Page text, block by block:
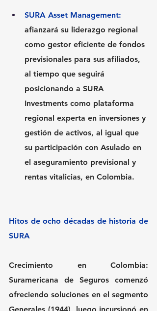
SURA Asset Management:
afianzará su liderazgo regional
como gestor eficiente de fondos
previsionales para sus afiliados,
al tiempo que seguirá
posicionando a SURA
Investments como plataforma
regional experta en inversiones y
gestión de activos, al igual que
su participación con Asulado en
el aseguramiento previsional y
rentas vitalicias, en Colombia.
Hitos de ocho décadas de historia de
SURA
Crecimiento en Colombia:
Suramericana de Seguros comenzó
ofreciendo soluciones en el segmento